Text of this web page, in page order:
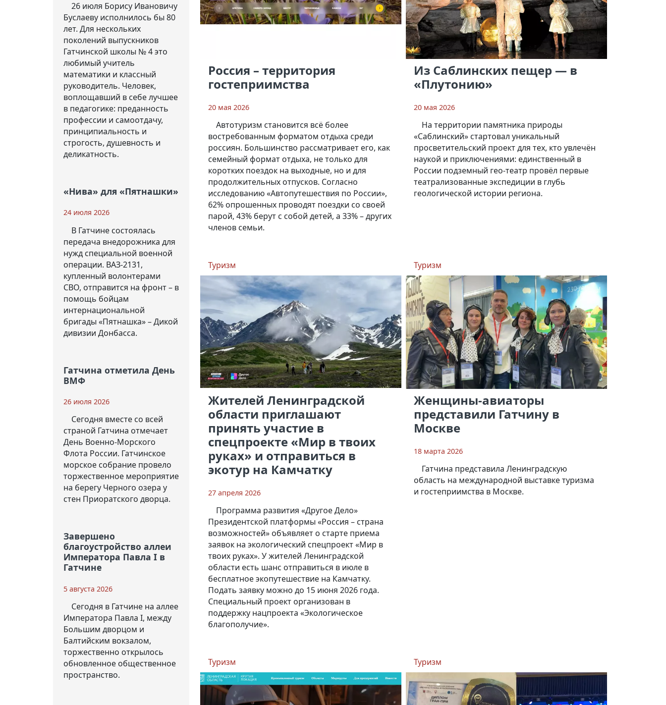
Россия – территория
гостеприимства
20 мая 2026
Автотуризм становится всё более
востребованным форматом отдыха среди
россиян. Большинство рассматривает его, как
семейный формат отдыха, не только для
коротких поездок на выходные, но и для
продолжительных отпусков. Согласно
исследованию «Автопутешествия по России»,
62% опрошенных проводят поездки со своей
парой, 43% берут с собой детей, а 33% – других
членов семьи.
Из Саблинских пещер — в
«Плутонию»
20 мая 2026
На территории памятника природы
«Саблинский» стартовал уникальный
просветительский проект для тех, кто увлечён
наукой и приключениями: единственный в
России подземный гео-театр провёл первые
театрализованные экспедиции в глубь
геологической истории региона.
Туризм
Жителей Ленинградской
области приглашают
принять участие в
спецпроекте «Мир в твоих
руках» и отправиться в
экотур на Камчатку
27 апреля 2026
Программа развития «Другое Дело»
Президентской платформы «Россия – страна
возможностей» объявляет о старте приема
заявок на экологический спецпроект «Мир в
твоих руках». У жителей Ленинградской
области есть шанс отправиться в июле в
бесплатное экопутешествие на Камчатку.
Подать заявку можно до 15 июня 2026 года.
Специальный проект организован в
поддержку нацпроекта «Экологическое
благополучие».
Туризм
Женщины-авиаторы
представили Гатчину в
Москве
18 марта 2026
Гатчина представила Ленинградскую
область на международной выставке туризма
и гостеприимства в Москве.
Туризм Туризм
26 июля Борису Ивановичу
Буслаеву исполнилось бы 80
лет. Для нескольких
поколений выпускников
Гатчинской школы № 4 это
любимый учитель
математики и классный
руководитель. Человек,
воплощавший в себе лучшее
в педагогике: преданность
профессии и самоотдачу,
принципиальность и
строгость, душевность и
деликатность.
«Нива» для «Пятнашки»
24 июля 2026
В Гатчине состоялась
передача внедорожника для
нужд специальной военной
операции. ВАЗ-2131,
купленный волонтерами
СВО, отправится на фронт – в
помощь бойцам
интернациональной
бригады «Пятнашка» – Дикой
дивизии Донбасса.
Гатчина отметила День
ВМФ
26 июля 2026
Сегодня вместе со всей
страной Гатчина отмечает
День Военно-Морского
Флота России. Гатчинское
морское собрание провело
торжественное мероприятие
на берегу Черного озера у
стен Приоратского дворца.
Завершено
благоустройство аллеи
Императора Павла I в
Гатчине
5 августа 2026
Сегодня в Гатчине на аллее
Императора Павла I, между
Большим дворцом и
Балтийским вокзалом,
торжественно открылось
обновленное общественное
пространство.